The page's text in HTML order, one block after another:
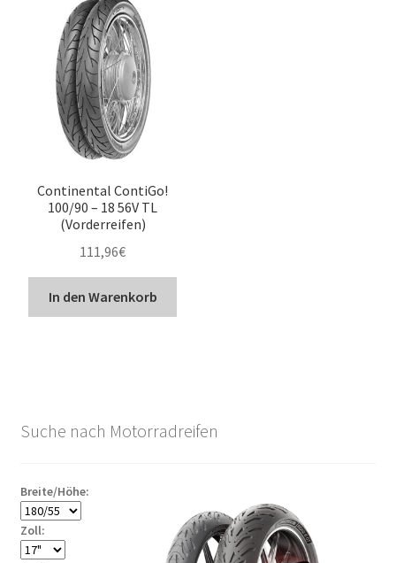
Continental ContiGo!
100/90 – 18 56V TL
(Vorderreifen)
111,96€
In den Warenkorb
Suche nach Motorradreifen
Breite/Höhe:
Zoll: